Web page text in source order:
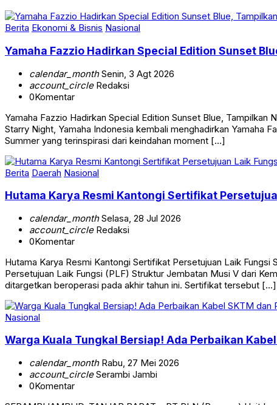
Berita Ekonomi & Bisnis Nasional
Yamaha Fazzio Hadirkan Special Edition Sunset
calendar_monthSenin, 3 Agt 2026
account_circleRedaksi
0Komentar
Yamaha Fazzio Hadirkan Special Edition Sunset Blue,
Starry Night, Yamaha Indonesia kembali menghadirkan Yamaha
Summer yang terinspirasi dari keindahan moment […]
Berita Daerah Nasional
Hutama Karya Resmi Kantongi Sertifikat
calendar_monthSelasa, 28 Jul 2026
account_circleRedaksi
0Komentar
Hutama Karya Resmi Kantongi Sertifikat Persetujuan Laik
Persetujuan Laik Fungsi (PLF) Struktur Jembatan Musi V dari
ditargetkan beroperasi pada akhir tahun ini. Sertifikat tersebut […]
Nasional
Warga Kuala Tungkal Bersiap! Ada Perbaikan
calendar_monthRabu, 27 Mei 2026
account_circleSerambi Jambi
0Komentar